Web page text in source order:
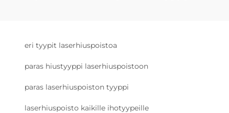
eri tyypit laserhiuspoistoa
paras hiustyyppi laserhiuspoistoon
paras laserhiuspoiston tyyppi
laserhiuspoisto kaikille ihotyypeille